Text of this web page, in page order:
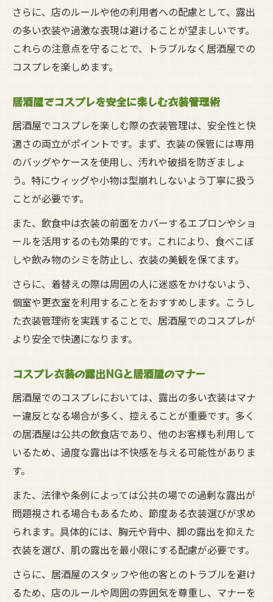
さらに、店のルールや他の利用者への配慮として、露出
の多い衣装や過激な表現は避けることが望ましいです。
これらの注意点を守ることで、トラブルなく居酒屋での
コスプレを楽しめます。
居酒屋でコスプレを安全に楽しむ衣装管理術
居酒屋でコスプレを楽しむ際の衣装管理は、安全性と快
適さの両立がポイントです。まず、衣装の保管には専用
のバッグやケースを使用し、汚れや破損を防ぎましょ
う。特にウィッグや小物は型崩れしないよう丁寧に扱う
ことが必要です。
また、飲食中は衣装の前面をカバーするエプロンやショ
ールを活用するのも効果的です。これにより、食べこぼ
しや飲み物のシミを防止し、衣装の美観を保てます。
さらに、着替えの際は周囲の人に迷惑をかけないよう、
個室や更衣室を利用することをおすすめします。こうし
た衣装管理術を実践することで、居酒屋でのコスプレが
より安全で快適になります。
コスプレ衣装の露出NGと居酒屋のマナー
居酒屋でのコスプレにおいては、露出の多い衣装はマナ
ー違反となる場合が多く、控えることが重要です。多く
の居酒屋は公共の飲食店であり、他のお客様も利用して
いるため、過度な露出は不快感を与える可能性がありま
す。
また、法律や条例によっては公共の場での過剰な露出が
問題視される場合もあるため、節度ある衣装選びが求め
られます。具体的には、胸元や背中、脚の露出を抑えた
衣装を選び、肌の露出を最小限にする配慮が必要です。
さらに、居酒屋のスタッフや他の客とのトラブルを避け
るため、店のルールや周囲の雰囲気を尊重し、マナーを